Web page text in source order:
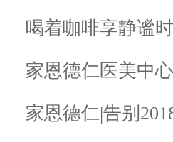
喝着咖啡享静谧
家恩德仁医美中
家恩德仁|告别